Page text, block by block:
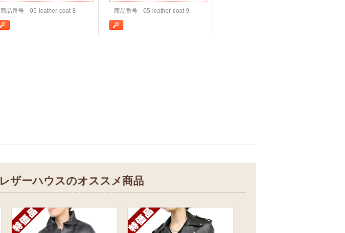
商品番号 05-leather-coat-8 商品番号 05-leather-coat-9
レザーハウスのオススメ商品